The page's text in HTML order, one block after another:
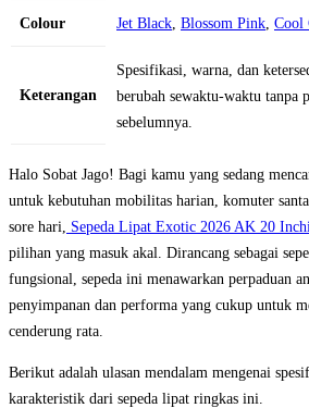
Colour Jet Black Blossom Pink Cool
Keterangan
Spesifikasi, warna, dan
berubah sewaktu-waktu tanpa
sebelumnya.
Halo Sobat Jago! Bagi kamu yang sedang
untuk kebutuhan mobilitas harian, komuter
sore hari,
Sepeda Lipat Exotic 2026 AK 20 Inchi
pilihan yang masuk akal. Dirancang sebagai
fungsional, sepeda ini menawarkan perpaduan
penyimpanan dan performa yang cukup untuk
cenderung rata.
Berikut adalah ulasan mendalam mengenai
karakteristik dari sepeda lipat ringkas ini.